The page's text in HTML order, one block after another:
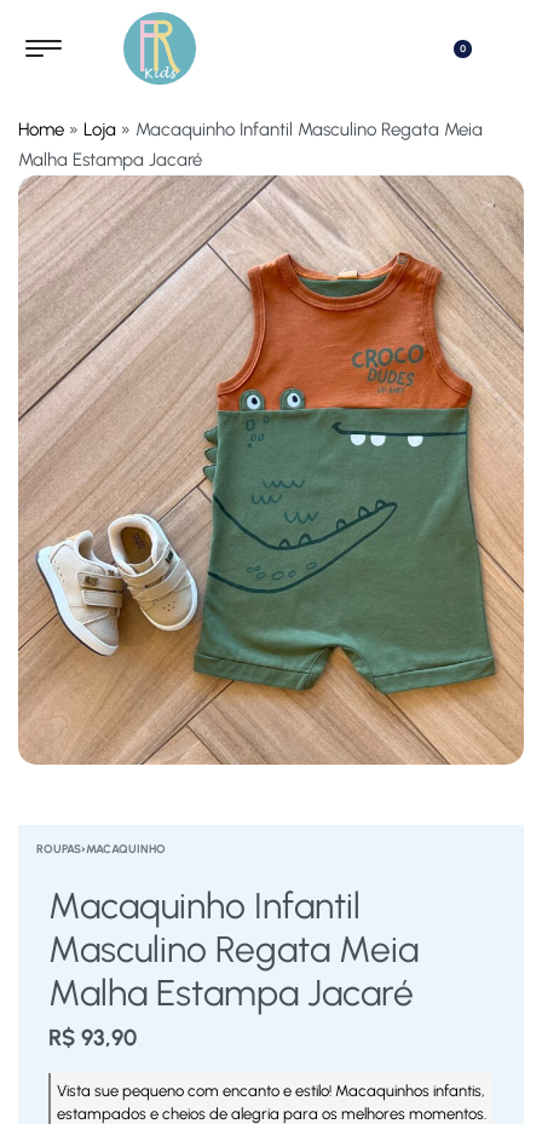
0
Home » Loja » Macaquinho Infantil Masculino Regata Meia
Malha Estampa Jacaré
ROUPAS›MACAQUINHO
Macaquinho Infantil
Masculino Regata Meia
Malha Estampa Jacaré
R$ 93,90
Vista sue pequeno com encanto e estilo! Macaquinhos infantis,
estampados e cheios de alegria para os melhores momentos.